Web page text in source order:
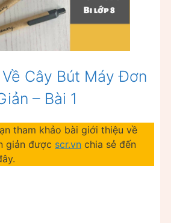
Cây Bút Máy Đơn
– Bài 1
tham khảo bài giới thiệu về
giản được scr.vn chia sẻ đến